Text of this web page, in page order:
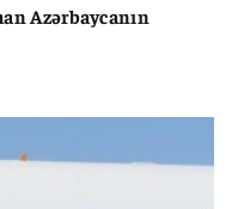
Azərbaycanın